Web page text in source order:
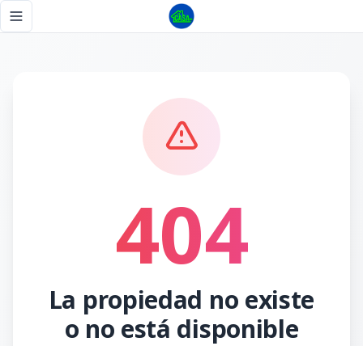
Toggle navigation menu
404
La propiedad no existe
o no está disponible
Página no encontrada - Tu Casa RD